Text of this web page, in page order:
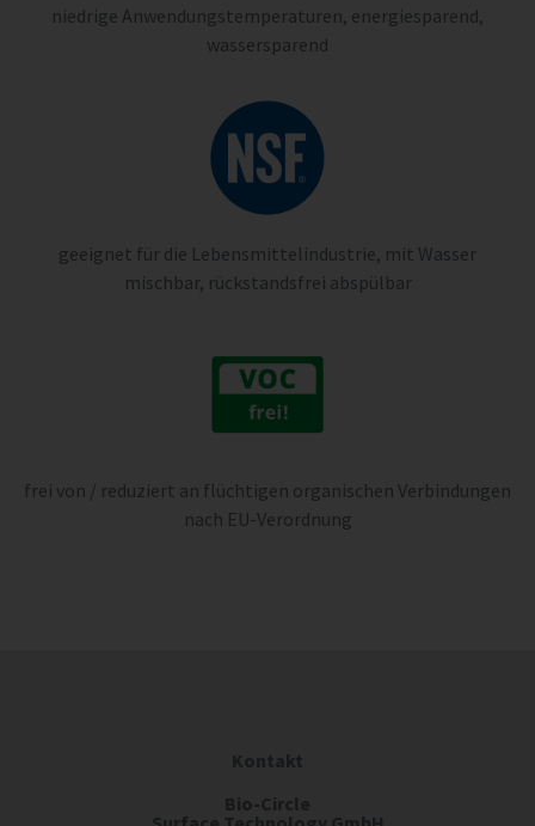
niedrige Anwendungstemperaturen, energiesparend,
wassersparend
geeignet für die Lebensmittelindustrie, mit Wasser
mischbar, rückstandsfrei abspülbar
frei von / reduziert an flüchtigen organischen Verbindungen
nach EU-Verordnung
Kontakt
Bio-Circle